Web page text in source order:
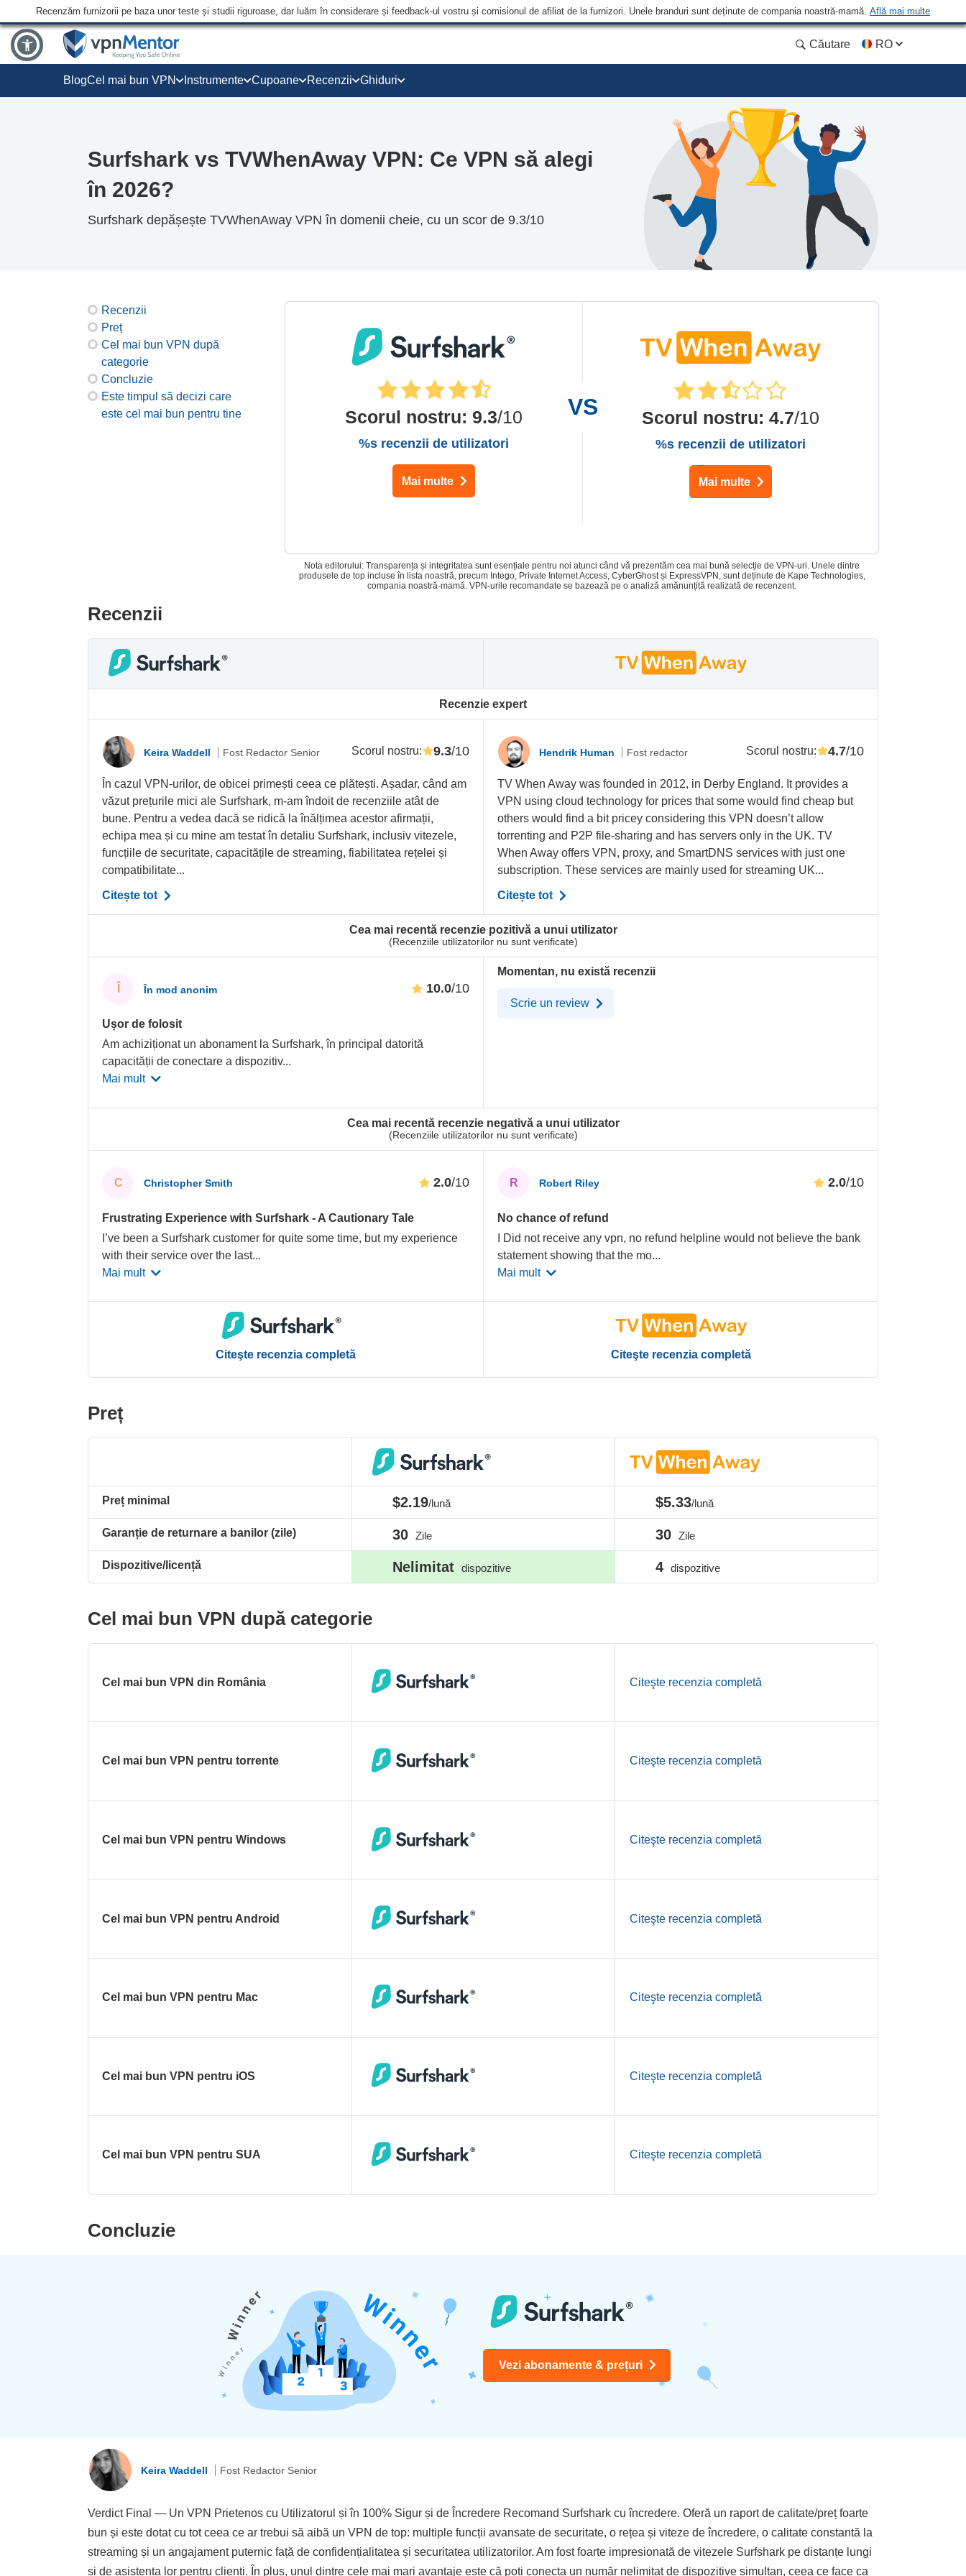
Recenzăm furnizorii pe baza unor teste și studii riguroase, dar luăm în considerare și feedback-ul vostru și comisionul de afiliat de la furnizori. Unele branduri sunt deținute de compania noastră-mamă. Află mai multe
Căutare RO
BlogCel mai bun VPN Instrumente Cupoane Recenzii Ghiduri
Surfshark vs TVWhenAway VPN: Ce VPN să alegi
în 2026?
Surfshark depășește TVWhenAway VPN în domenii cheie, cu un scor de 9.3/10
Recenzii
Preț
Cel mai bun VPN după
categorie
Concluzie
Este timpul să decizi care
este cel mai bun pentru tine
Scorul nostru: 9.3/10
%s recenzii de utilizatori
Mai multe
Scorul nostru: 4.7/10
%s recenzii de utilizatori
Mai multe
Nota editorului: Transparența și integritatea sunt esențiale pentru noi atunci când vă prezentăm cea mai bună selecție de VPN-uri. Unele dintre
produsele de top incluse în lista noastră, precum Intego, Private Internet Access, CyberGhost și ExpressVPN, sunt deținute de Kape Technologies,
compania noastră-mamă. VPN-urile recomandate se bazează pe o analiză amănunțită realizată de recenzent.
Recenzii
Recenzie expert
Cea mai recentă recenzie pozitivă a unui utilizator
(Recenziile utilizatorilor nu sunt verificate)
Cea mai recentă recenzie negativă a unui utilizator
(Recenziile utilizatorilor nu sunt verificate)
Keira Waddell Fost Redactor Senior Scorul nostru: 9.3/10
În cazul VPN-urilor, de obicei primești ceea ce plătești. Așadar, când am
văzut prețurile mici ale Surfshark, m-am îndoit de recenziile atât de
bune. Pentru a vedea dacă se ridică la înălțimea acestor afirmații,
echipa mea și cu mine am testat în detaliu Surfshark, inclusiv vitezele,
funcțiile de securitate, capacitățile de streaming, fiabilitatea rețelei și
compatibilitate...
Citește tot
În mod anonim 10.0/10
Ușor de folosit
Am achiziționat un abonament la Surfshark, în principal datorită
capacității de conectare a dispozitiv...
Mai mult
C Christopher Smith 2.0/10
Frustrating Experience with Surfshark - A Cautionary Tale
I’ve been a Surfshark customer for quite some time, but my experience
with their service over the last...
Mai mult
Citeşte recenzia completă
Hendrik Human Fost redactor Scorul nostru: 4.7/10
TV When Away was founded in 2012, in Derby England. It provides a
VPN using cloud technology for prices that some would find cheap but
others would find a bit pricey considering this VPN doesn’t allow
torrenting and P2P file-sharing and has servers only in the UK. TV
When Away offers VPN, proxy, and SmartDNS services with just one
subscription. These services are mainly used for streaming UK...
Citește tot
Momentan, nu există recenzii
Scrie un review
R Robert Riley 2.0/10
No chance of refund
I Did not receive any vpn, no refund helpline would not believe the bank
statement showing that the mo...
Mai mult
Citeşte recenzia completă
Preț
Preț minimal
Garanție de returnare a banilor (zile)
Dispozitive/licență
$2.19/lună
30 Zile
Nelimitat dispozitive
$5.33/lună
30 Zile
4 dispozitive
Cel mai bun VPN după categorie
Cel mai bun VPN din România Citeşte recenzia completă
Cel mai bun VPN pentru torrente Citeşte recenzia completă
Cel mai bun VPN pentru Windows Citeşte recenzia completă
Cel mai bun VPN pentru Android Citeşte recenzia completă
Cel mai bun VPN pentru Mac Citeşte recenzia completă
Cel mai bun VPN pentru iOS Citeşte recenzia completă
Cel mai bun VPN pentru SUA Citeşte recenzia completă
Concluzie
Vezi abonamente & prețuri
Keira Waddell Fost Redactor Senior
Verdict Final — Un VPN Prietenos cu Utilizatorul și în 100% Sigur și de Încredere Recomand Surfshark cu încredere. Oferă un raport de calitate/preț foarte
bun și este dotat cu tot ceea ce ar trebui să aibă un VPN de top: multiple funcții avansate de securitate, o rețea și viteze de încredere, o calitate constantă la
streaming și un angajament puternic față de confidențialitatea și securitatea utilizatorilor. Am fost foarte impresionată de vitezele Surfshark pe distanțe lungi
și de asistența lor pentru clienți. În plus, unul dintre cele mai mari avantaje este că poți conecta un număr nelimitat de dispozitive simultan, ceea ce face ca